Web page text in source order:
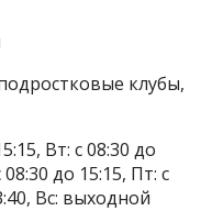
клубы,
Вт: с 08:30 до
до 15:15, Пт: с
Вс: выходной